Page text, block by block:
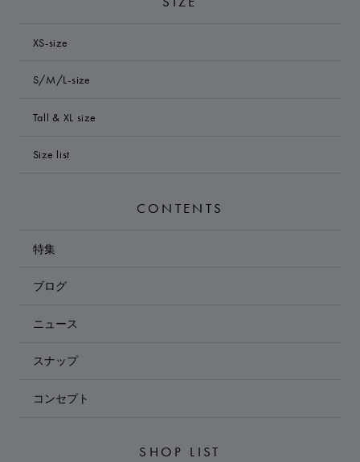
XS-size
S/M/L-size
Tall & XL size
Size list
CONTENTS
特集
ブログ
ニュース
スナップ
コンセプト
SHOP LIST